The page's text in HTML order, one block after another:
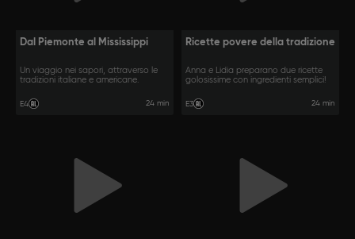
Dal Piemonte al Mississippi
Un viaggio nei sapori, attraverso le
tradizioni italiane e americane.
E4 24 min
Ricette povere della tradizione
Anna e Lidia preparano due ricette
golosissime con ingredienti semplici!
E3 24 min